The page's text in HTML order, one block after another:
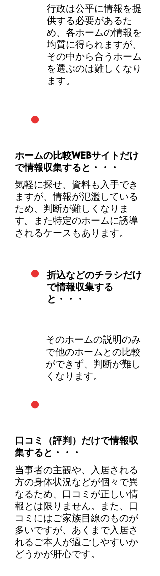
行政は公平に情報を提
供する必要があるた
め、各ホームの情報を
均質に得られますが、
その中から合うホーム
を選ぶのは難しくなり
ます。
・
ホームの比較WEBサイトだけ
で情報収集すると・・・
気軽に探せ、資料も入手でき
ますが、情報が氾濫している
ため、判断が難しくなりま
す。また特定のホームに誘導
されるケースもあります。
・折込などのチラシだけ
で情報収集する
と・・・
・
そのホームの説明のみ
で他のホームとの比較
ができず、判断が難し
くなります。
口コミ（評判）だけで情報収
集すると・・・
当事者の主観や、入居される
方の身体状況などが個々で異
なるため、口コミが正しい情
報とは限りません。また、口
コミにはご家族目線のものが
多いですが、あくまで入居さ
れるご本人が過ごしやすいか
どうかが肝心です。